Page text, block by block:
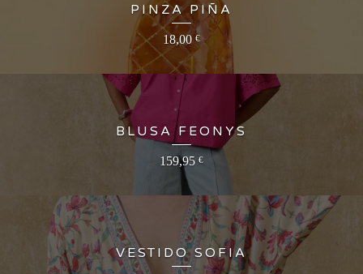
PINZA PIÑA
18,00 €
BLUSA FEONYS
159,95 €
VESTIDO SOFIA